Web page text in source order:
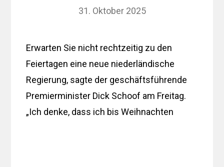
31. Oktober 2025
Erwarten Sie nicht rechtzeitig zu den
Feiertagen eine neue niederländische
Regierung, sagte der geschäftsführende
Premierminister Dick Schoof am Freitag.
„Ich denke, dass ich bis Weihnachten